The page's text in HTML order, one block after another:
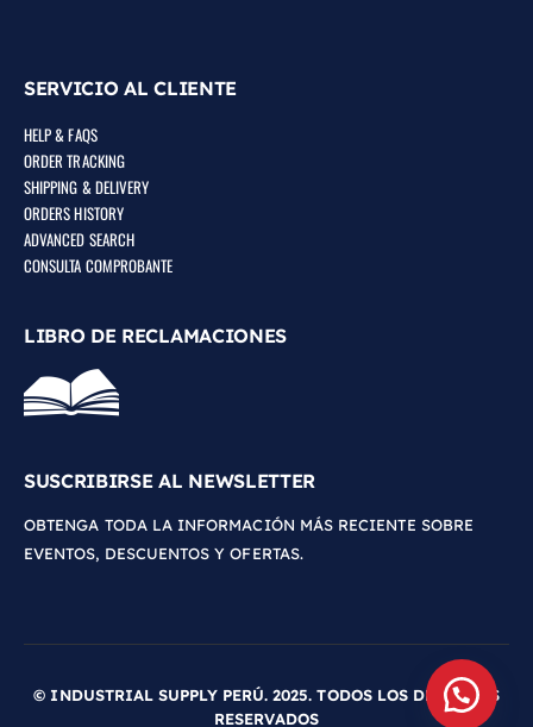
SERVICIO AL CLIENTE
HELP & FAQS
ORDER TRACKING
SHIPPING & DELIVERY
ORDERS HISTORY
ADVANCED SEARCH
CONSULTA COMPROBANTE
LIBRO DE RECLAMACIONES
SUSCRIBIRSE AL NEWSLETTER
OBTENGA TODA LA INFORMACIÓN MÁS RECIENTE SOBRE
EVENTOS, DESCUENTOS Y OFERTAS.
© INDUSTRIAL SUPPLY PERÚ. 2025. TODOS LOS DERECHOS
RESERVADOS